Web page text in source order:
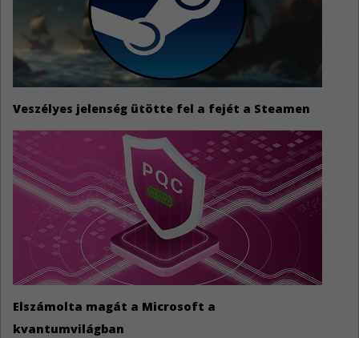
Veszélyes jelenség ütötte fel a fejét a Steamen
Elszámolta magát a Microsoft a
kvantumvilágban